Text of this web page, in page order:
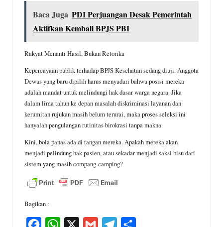
Baca Juga PDI Perjuangan Desak Pemerintah
Aktifkan Kembali BPJS PBI
Rakyat Menanti Hasil, Bukan Retorika
Kepercayaan publik terhadap BPJS Kesehatan sedang diuji. Anggota
Dewas yang baru dipilih harus menyadari bahwa posisi mereka
adalah mandat untuk melindungi hak dasar warga negara. Jika
dalam lima tahun ke depan masalah diskriminasi layanan dan
kerumitan rujukan masih belum terurai, maka proses seleksi ini
hanyalah pengulangan rutinitas birokrasi tanpa makna.
Kini, bola panas ada di tangan mereka. Apakah mereka akan
menjadi pelindung hak pasien, atau sekadar menjadi saksi bisu dari
sistem yang masih compang-camping?
Bagikan :
W